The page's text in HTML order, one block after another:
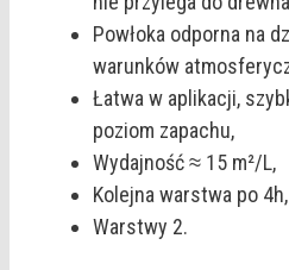
Powłoka odporna na
warunków
Łatwa w aplikacji,
poziom zapachu,
Wydajność ≈ 15 m²/L,
Kolejna warstwa po 4h,
Warstwy 2.